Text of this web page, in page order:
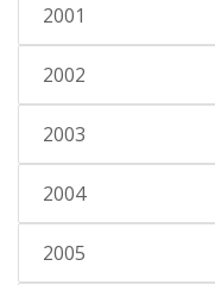
2001
2002
2003
2004
2005